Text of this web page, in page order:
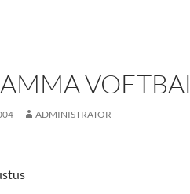
VOETBAL
ADMINISTRATOR